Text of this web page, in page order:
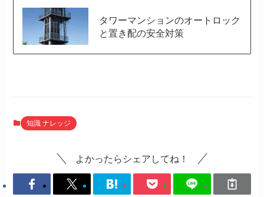
タワーマンションのオートロック
と置き配の安全対策
知識 ナレッジ
よかったらシェアしてね！